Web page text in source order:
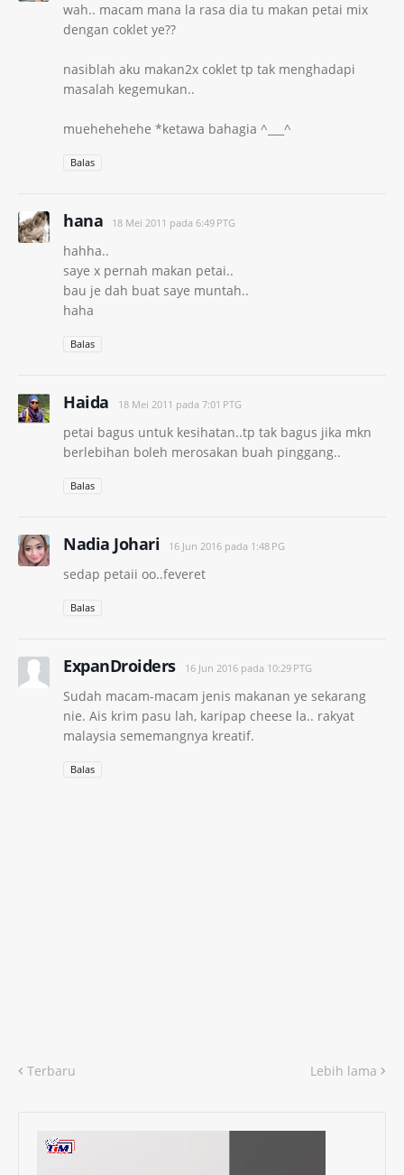
wah.. macam mana la rasa dia tu makan petai mix
dengan coklet ye??
nasiblah aku makan2x coklet tp tak menghadapi
masalah kegemukan..
muehehehehe *ketawa bahagia ^___^
Balas
hana 18 Mei 2011 pada 6:49 PTG
hahha..
saye x pernah makan petai..
bau je dah buat saye muntah..
haha
Balas
Haida 18 Mei 2011 pada 7:01 PTG
petai bagus untuk kesihatan..tp tak bagus jika mkn
berlebihan boleh merosakan buah pinggang..
Balas
Nadia Johari 16 Jun 2016 pada 1:48 PG
sedap petaii oo..feveret
Balas
ExpanDroiders 16 Jun 2016 pada 10:29 PTG
Sudah macam-macam jenis makanan ye sekarang
nie. Ais krim pasu lah, karipap cheese la.. rakyat
malaysia sememangnya kreatif.
Balas
Terbaru Lebih lama